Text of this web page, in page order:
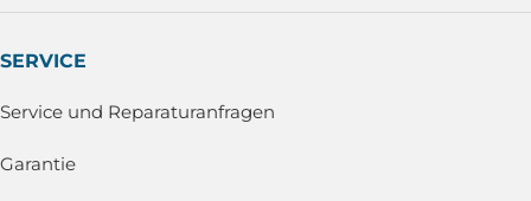
SERVICE
Service und Reparaturanfragen
Garantie